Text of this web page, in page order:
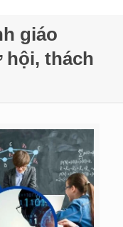
giáo
hội, thách